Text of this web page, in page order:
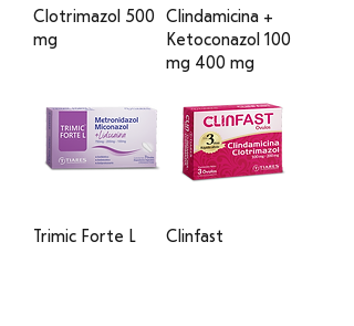
Clotrimazol 500
mg
Clindamicina +
Ketoconazol 100
mg 400 mg
Trimic Forte L
Clinfast